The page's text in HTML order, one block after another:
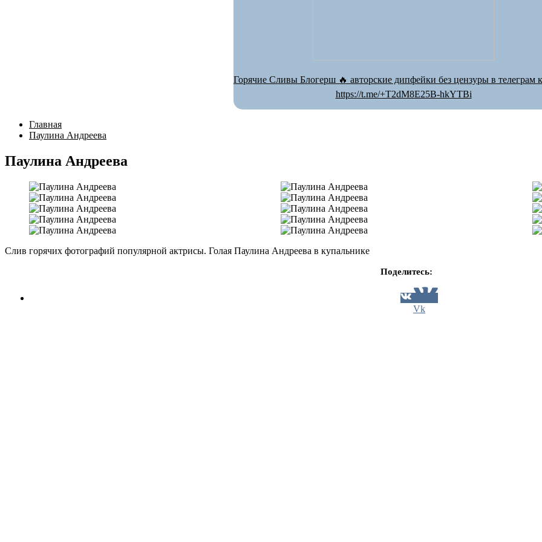
Горячие Сливы Блогерш 🔥 авторские дипфейки без цензуры в телеграм
https://t.me/+T2dM8E25B-hkYTBi
Главная
Паулина Андреева
Паулина Андреева
Слив горячих фотографий популярной актрисы. Голая Паулина Андреева в купальнике
Поделитесь:
Vk